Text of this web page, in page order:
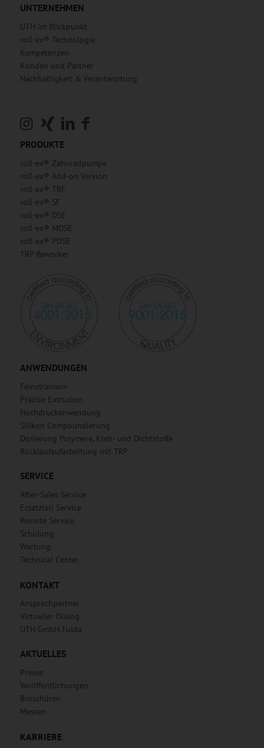
UNTERNEHMEN
UTH im Blickpunkt
roll-ex® Technologie
Kompetenzen
Kunden und Partner
Nachhaltigkeit & Verantwortung
PRODUKTE
roll-ex® Zahnradpumpe
roll-ex® Add-on Version
roll-ex® TRF
roll-ex® SF
roll-ex® DSE
roll-ex® MDSE
roll-ex® PDSE
TRP Reworker
ANWENDUNGEN
Feinstrainern
Präzise Extrusion
Hochdruckanwendung
Silikon Compoundierung
Dosierung Polymere, Kleb- und Dichtstoffe
Rücklaufaufarbeitung mit TRP
SERVICE
After-Sales Service
Ersatzteil Service
Remote Service
Schulung
Wartung
Technical Center
KONTAKT
Ansprechpartner
Virtueller Dialog
UTH GmbH Fulda
AKTUELLES
Presse
Veröffentlichungen
Broschüren
Messen
KARRIERE